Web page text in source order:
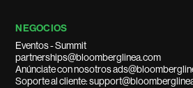
NEGOCIOS
Eventos - Summit
partnerships@bloomberglinea.com
Anúnciate con nosotros
Soporte al cliente: